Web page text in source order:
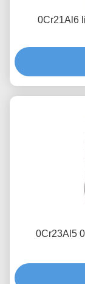
0Cr21Al6
0Cr23Al5